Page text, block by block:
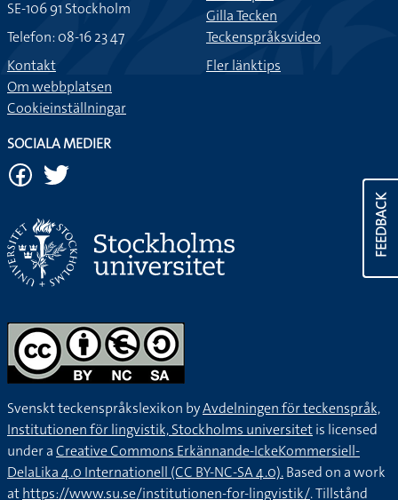
FEEDBACK
SE-106 91 Stockholm
Telefon: 08-16 23 47
Kontakt
Om webbplatsen
Cookieinställningar
Gilla Tecken
Teckenspråksvideo
Fler länktips
SOCIALA MEDIER
Svenskt teckenspråkslexikon byAvdelningen för teckenspråk,
Institutionen för lingvistik, Stockholms universitetis licensed
under aCreative Commons Erkännande-IckeKommersiell-
DelaLika 4.0 Internationell (CC BY-NC-SA 4.0).Based on a work
athttps://www.su.se/institutionen-for-lingvistik/. Tillstånd